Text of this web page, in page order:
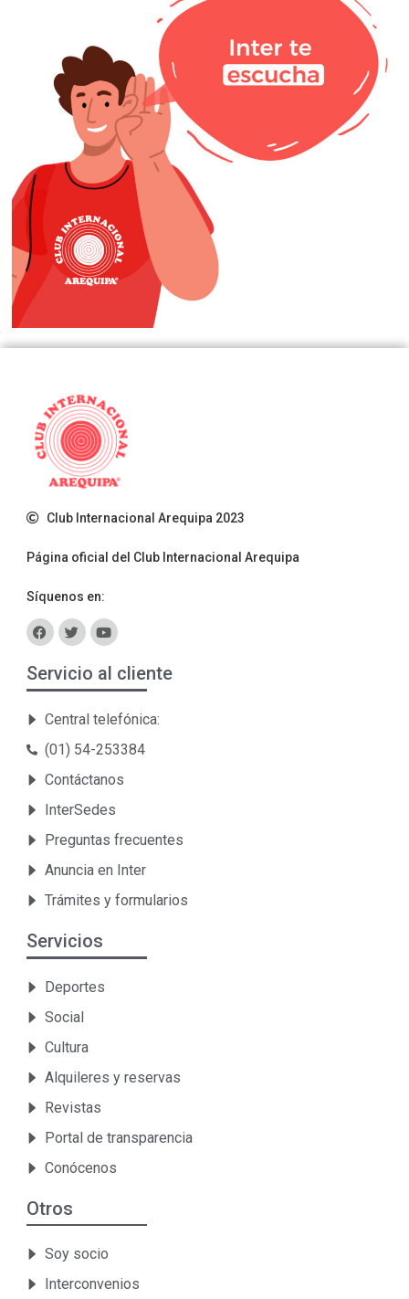
Club Internacional Arequipa 2023
Página oficial del Club Internacional Arequipa
Síquenos en:
Servicio al cliente
Central telefónica:
(01) 54-253384
Contáctanos
InterSedes
Preguntas frecuentes
Anuncia en Inter
Trámites y formularios
Servicios
Deportes
Social
Cultura
Alquileres y reservas
Revistas
Portal de transparencia
Conócenos
Otros
Soy socio
Interconvenios